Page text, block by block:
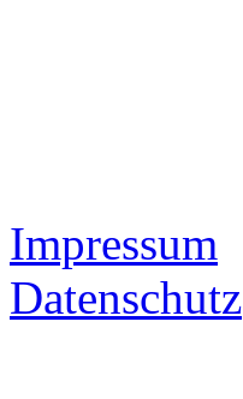
Impressum
Datenschutz